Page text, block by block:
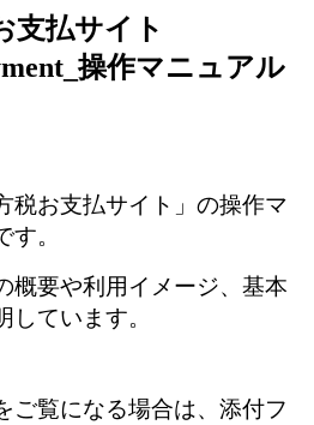
支払サイト
操作マニュアル
税お支払サイト」の操作マ
。
概要や利用イメージ、基本
ています。
ご覧になる場合は、添付フ